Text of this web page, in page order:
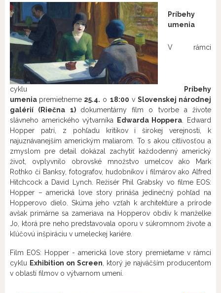
Príbehy
umenia
V rámci
cyklu
Príbehy
umenia premietneme 25.4. o 18:00 v Slovenskej národnej
galérií (Riečna 1) dokumentárny film o tvorbe a živote
slávneho amerického výtvarníka
Edwarda Hoppera . Edward
Hopper patrí, z pohľadu kritikov i širokej verejnosti, k
najuznávanejším americkým maliarom. To s akou citlivosťou a
zmyslom pre detail dokázal zachytiť každodenný americký
život, ovplyvnilo obrovské množstvo umelcov ako Mark
Rothko či Banksy, fotografov, hudobníkov i filmárov ako Alfred
Hitchcock a David Lynch. Režisér Phil Grabsky vo filme EOS:
Hopper – americká love story prináša jedinečný pohľad na
Hopperovo dielo. Skúma jeho vzťah k architektúre a prírode
avšak primárne sa zameriava na Hopperov obdiv k manželke
Jo, ktorá pre neho predstavovala oporu v súkromnom živote a
kľúčovú inšpiráciu v umeleckej kariére.
Film EOS: Hopper - americká love story premietame v rámci
cyklu Exhibition on Screen , ktorý je najväčším producentom
v oblastí filmov o výtvarnom umení.